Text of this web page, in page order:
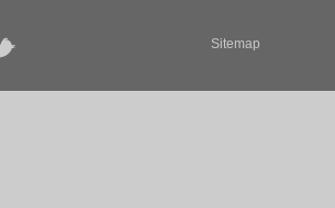
Sitemap